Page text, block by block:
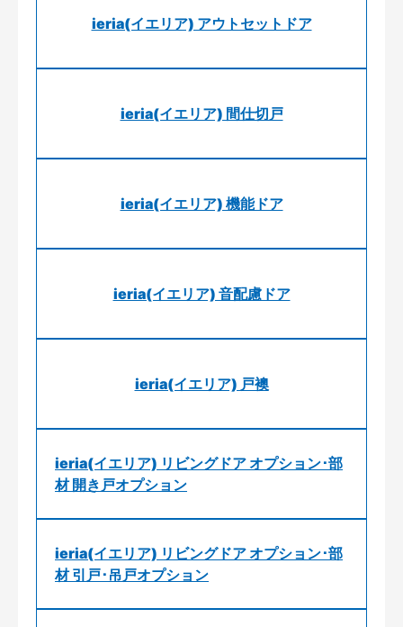
ieria(イエリア) アウトセットドア
ieria(イエリア) 間仕切戸
ieria(イエリア) 機能ドア
ieria(イエリア) 音配慮ドア
ieria(イエリア) 戸襖
ieria(イエリア) リビングドア オプション･部
材 開き戸オプション
ieria(イエリア) リビングドア オプション･部
材 引戸･吊戸オプション